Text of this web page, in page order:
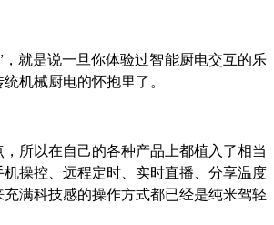
，就是说一旦你体验过智能厨电交互的乐
机械厨电的怀抱里了。
所以在自己的各种产品上都植入了相当
操控、远程定时、实时直播、分享温度
满科技感的操作方式都已经是纯米驾轻